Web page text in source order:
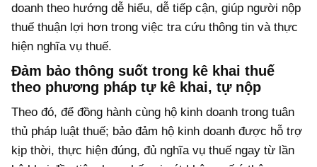
doanh theo hướng dễ hiểu, dễ tiếp cận, giúp người nộp
thuế thuận lợi hơn trong việc tra cứu thông tin và thực
hiện nghĩa vụ thuế.
Đảm bảo thông suốt trong kê khai thuế
theo phương pháp tự kê khai, tự nộp
Theo đó, để đồng hành cùng hộ kinh doanh trong tuân
thủ pháp luật thuế; bảo đảm hộ kinh doanh được hỗ trợ
kịp thời, thực hiện đúng, đủ nghĩa vụ thuế ngay từ lần